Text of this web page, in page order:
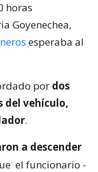
horas
Goyenechea,
esperaba al
por dos
del vehículo,
.
a descender
el funcionario -